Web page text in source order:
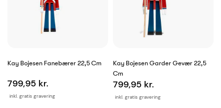
Kay Bojesen Fanebærer 22,5 Cm
inkl. gratis gravering
799,95 kr.
Kay Bojesen Garder Gevær 22,5
Cm
inkl. gratis gravering
799,95 kr.